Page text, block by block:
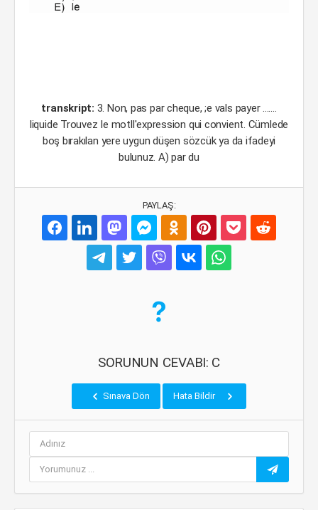
transkript: 3. Non, pas par cheque, ;e vals payer .......
liquide Trouvez Ie motll'expression qui convient. Cümlede
boş bırakılan yere uygun düşen sözcük ya da ifadeyi
bulunuz. A) par du
PAYLAŞ:
SORUNUN CEVABI: C
Sınava Dön Hata Bildir